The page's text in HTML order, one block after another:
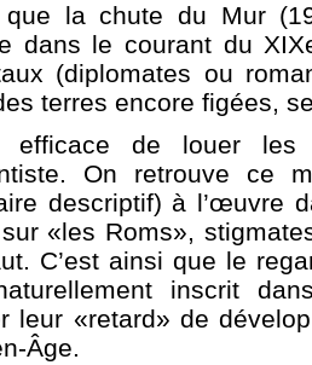
la chute du Mur
dans le courant du
(diplomates ou
terres encore figées,
efficace de louer les
On retrouve ce
descriptif) à l’œuvre
«les Roms»,
C’est ainsi que le
inscrit
leur «retard» de
Âge.